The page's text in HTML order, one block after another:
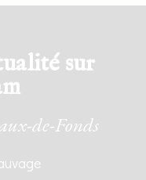
sur
de-Fonds